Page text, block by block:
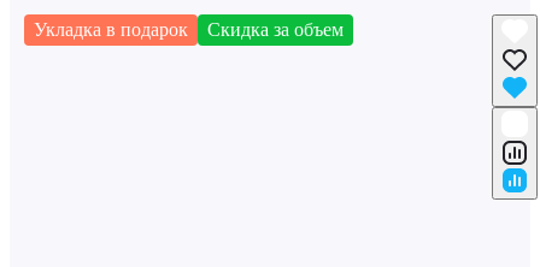
Укладка в подарок
Скидка за объем